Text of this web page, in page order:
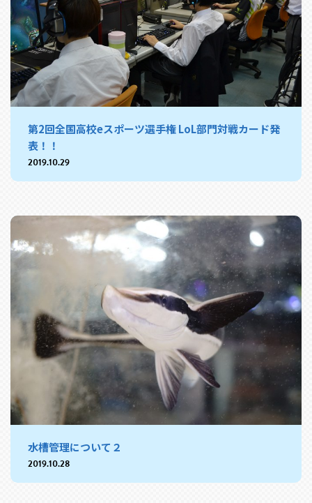
第2回全国高校eスポーツ選手権 LoL部門対戦カード発
表！！
2019.10.29
水槽管理について２
2019.10.28